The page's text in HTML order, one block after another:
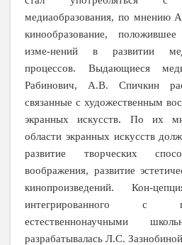
медиаобразования, по мнению
кинообразование,
изме-нений в развитии
процессов. Выдающиеся
Рабинович, А.В. Спичкин
связанные с художественным
экранных искусств. По их
области экранных искусств
развитие творческих
воображения, развитие
кинопроизведений. Кон-
интегрированного с
естественнонаучными
разрабатывалась Л.С.